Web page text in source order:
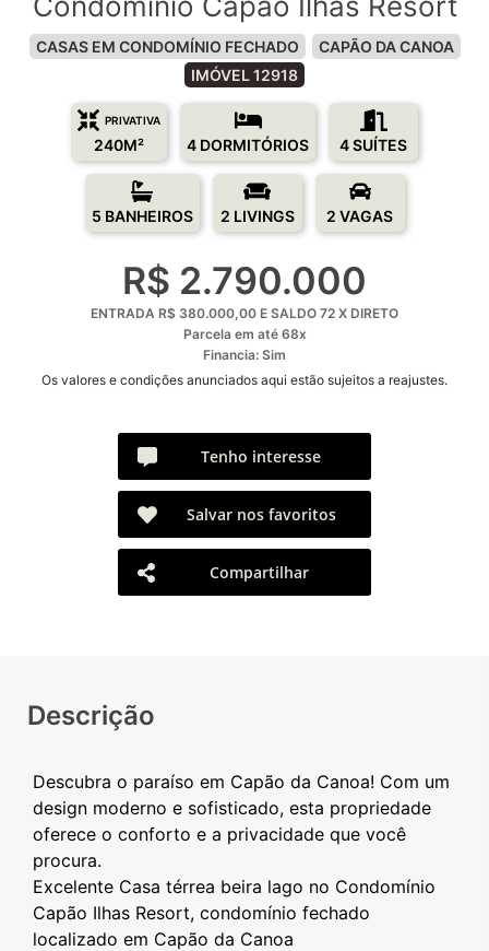
CASAS EM CONDOMÍNIO FECHADO
CAPÃO DA CANOA
IMÓVEL 12918
PRIVATIVA
240M² 4 DORMITÓRIOS 4 SUÍTES
5 BANHEIROS 2 LIVINGS 2 VAGAS
R$ 2.790.000
ENTRADA R$ 380.000,00 E SALDO 72 X DIRETO
Parcela em até 68x
Financia: Sim
Os valores e condições anunciados aqui estão sujeitos a reajustes.
Tenho interesse
Salvar nos favoritos
Compartilhar
Descrição
Descubra o paraíso em Capão da Canoa! Com um
design moderno e sofisticado, esta propriedade
oferece o conforto e a privacidade que você
procura.
Excelente Casa térrea beira lago no Condomínio
Capão Ilhas Resort, condomínio fechado
localizado em Capão da Canoa